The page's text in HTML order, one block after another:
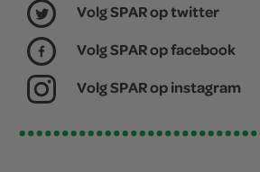
Volg SPAR op twitter
Volg SPAR op facebook
Volg SPAR op instagram